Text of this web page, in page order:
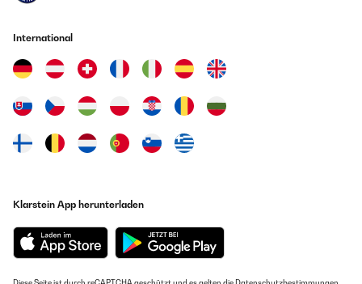
International
Klarstein App herunterladen